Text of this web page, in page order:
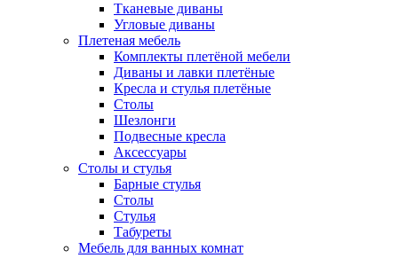
Тканевые диваны
Угловые диваны
Плетеная мебель
Комплекты плетёной мебели
Диваны и лавки плетёные
Кресла и стулья плетёные
Столы
Шезлонги
Подвесные кресла
Аксессуары
Столы и стулья
Барные стулья
Столы
Стулья
Табуреты
Мебель для ванных комнат